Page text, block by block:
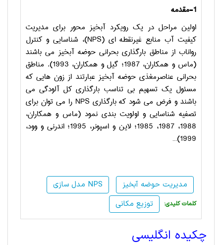
1-مقدمه
اولین مراحل در یک رویکرد آبخیز محور برای مدیریت
کیفیت آب منابع غیرنقطه ای (NPS)، شناسایی و کنترل
رواناب از مناطق بارگذاری بحرانی حوضه آبخیز می باشند
(ماس و همکاران، 1987؛ گیل و همکاران، 1993). مناطق
بحرانی عناصرمغذی حوضه آبخیز عبارتند از زون هایی که
مسئول یک تسهیم بی تناسب بارگذاری کل آلودگی می
باشند و فرض می شود که بارگذاری NPS را می توان برای
تصفیه شناسایی و اولویت بندی نمود (ماس و همکاران،
1988، 1987، 1985؛ لاین و اسپونر، 1995؛ اندرنی و وود،
1999)…
مدل سازی NPS
مدیریت حوضه آبخیز
توزیع مکانی
:کلمات کلیدی
چکیده انگلیسی